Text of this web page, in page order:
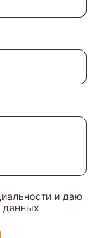
и даю
данных